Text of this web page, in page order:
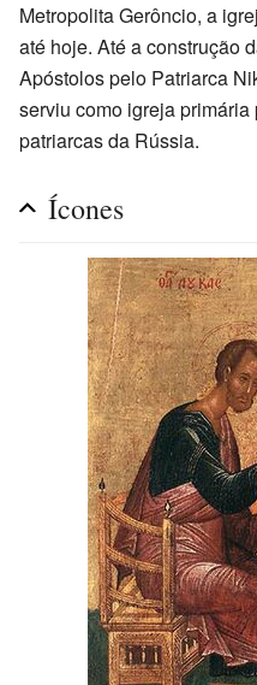
Metropolita Gerôncio, a
até hoje. Até a construção
Apóstolos pelo Patriarca
serviu como igreja
patriarcas da Rússia.
Ícones